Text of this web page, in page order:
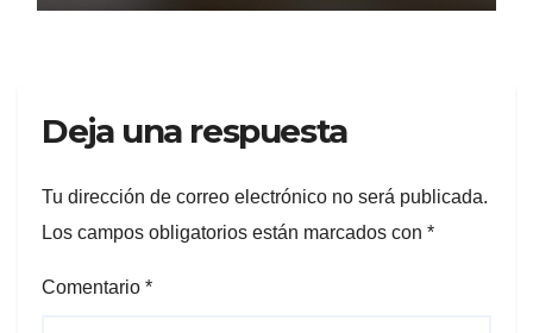
Deja una respuesta
Tu dirección de correo electrónico no será publicada.
Los campos obligatorios están marcados con *
Comentario *